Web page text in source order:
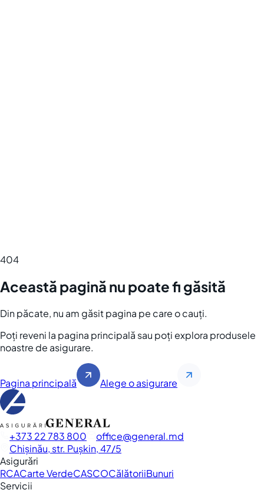
404
Această pagină nu poate fi găsită
Din păcate, nu am găsit pagina pe care o cauți.
Poți reveni la pagina principală sau poți explora produsele
noastre de asigurare.
Pagina principală Alege o asigurare
+373 22 783 800 office
general.md
Chișinău, str. Pușkin, 47/5
Asigurări
RCACarte VerdeCASCOCălătoriiBunuri
Servicii